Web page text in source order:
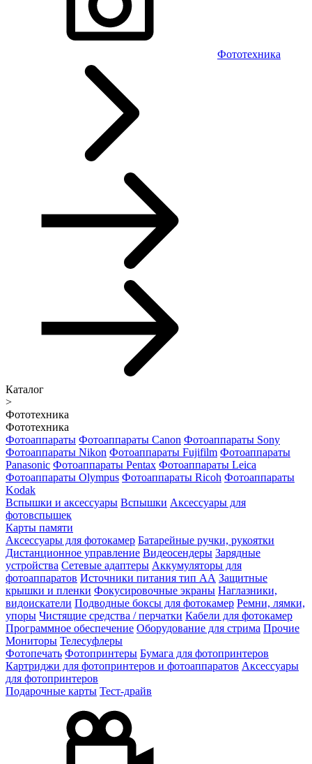
Фототехника
Каталог
>
Фототехника
Фототехника
Фотоаппараты Фотоаппараты Canon Фотоаппараты Sony
Фотоаппараты Nikon Фотоаппараты Fujifilm Фотоаппараты
Panasonic Фотоаппараты Pentax Фотоаппараты Leica
Фотоаппараты Olympus Фотоаппараты Ricoh Фотоаппараты
Kodak
Вспышки и аксессуары Вспышки Аксессуары для
фотовспышек
Карты памяти
Аксессуары для фотокамер Батарейные ручки, рукоятки
Дистанционное управление Видеосендеры Зарядные
устройства Сетевые адаптеры Аккумуляторы для
фотоаппаратов Источники питания тип АА Защитные
крышки и пленки Фокусировочные экраны Наглазники,
видоискатели Подводные боксы для фотокамер Ремни, лямки,
упоры Чистящие средства / перчатки Кабели для фотокамер
Программное обеспечение Оборудование для стрима Прочие
Мониторы Телесуфлеры
Фотопечать Фотопринтеры Бумага для фотопринтеров
Картриджи для фотопринтеров и фотоаппаратов Аксессуары
для фотопринтеров
Подарочные карты Тест-драйв